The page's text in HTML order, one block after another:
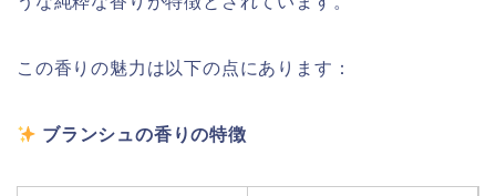
この香りの魅力は以下の点にあります：
ブランシュの香りの特徴